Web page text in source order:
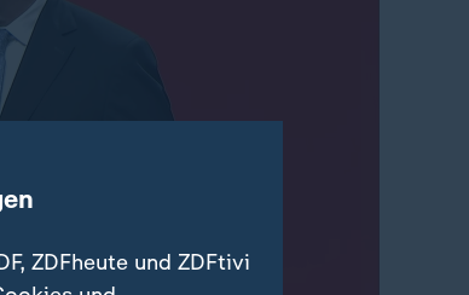
ZDFheute und ZDFtivi